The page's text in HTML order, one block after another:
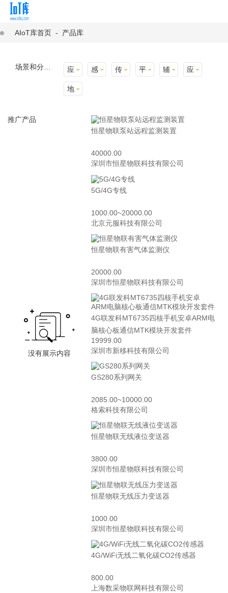
AIoT库首页 - 产品库
应用场景 感知层 传输层 平台层 辅助产品与材料 应用终端
地址选择
推广产品
恒星物联泵站远程监测装置
40000.00
深圳市恒星物联科技有限公司
5G/4G专线
1000.00~20000.00
北京元服科技有限公司
恒星物联有害气体监测仪
20000.00
深圳市恒星物联科技有限公司
4G联发科MT6735四核手机安卓ARM电
脑核心板通信MTK模块开发套件
19999.00
深圳市新移科技有限公司
GS280系列网关
2085.00~10000.00
格索科技有限公司
恒星物联无线液位变送器
3800.00
深圳市恒星物联科技有限公司
恒星物联无线压力变送器
1000.00
深圳市恒星物联科技有限公司
4G/WiFi无线二氧化碳CO2传感器
800.00
上海数采物联网科技有限公司